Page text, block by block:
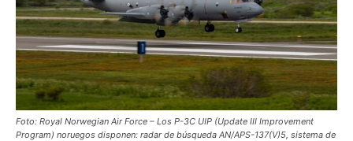
Foto: Royal Norwegian Air Force – Los P-3C UIP (Update III Improvement
Program) noruegos disponen: radar de búsqueda AN/APS-137(V)5, sistema de